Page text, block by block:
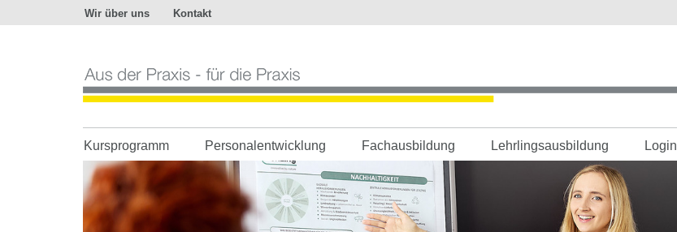
Wir über uns Kontakt
der
Praxis
-
die
Praxis
Kursprogramm Personalentwicklung Fachausbildung Lehrlingsausbildung Login